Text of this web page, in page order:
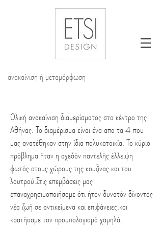
ανακαίνιση ή μεταμόρφωση
Ολική ανακαίνιση διαμερίσματος στο κέντρο της
Αθήνας. Το διαμέρισμα είναι ένα απο τα 4 που
μας ανατέθηκαν στην ίδια πολυκατοικία. Το κύριο
πρόβλημα ήταν η σχεδόν παντελής έλλειψη
φωτός στους χώρους της κουζίνας και του
λουτρού.Στις επεμβάσεις μας
επαναχρησιμοποιήσαμε ότι ήταν δυνατόν δίνοντας
νέα ζωή σε αντικείμενα και επιφάνειες.και
κρατήσαμε τον προϋπολογισμό χαμηλά.